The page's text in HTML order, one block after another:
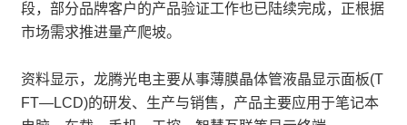
段，部分品牌客户的产品验证工作也已陆续完成，正根据
市场需求推进量产爬坡。
资料显示，龙腾光电主要从事薄膜晶体管液晶显示面板(T
FT—LCD)的研发、生产与销售，产品主要应用于笔记本